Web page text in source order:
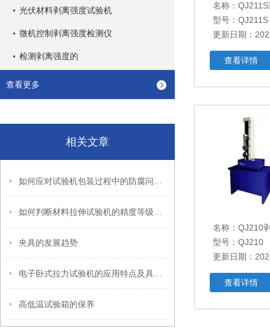
光伏材料剥离强度试验机
微机控制剥离强度检测仪
检测剥离强度的
查看更多
相关文章
夹具的发展趋势
高低温试验箱的保养
名称：
型号：QJ211S
更新日期：
查看详情
名称： QJ210
型号：QJ210
更新日期：
查看详情